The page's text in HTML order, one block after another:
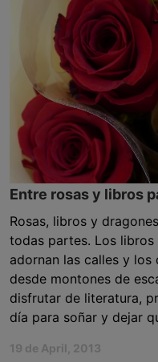
Entre rosas y libros
Rosas, libros y
todas partes. Los libros
adornan las calles y los
desde montones de
disfrutar de literatura,
día para soñar y dejar
19 de April, 2013